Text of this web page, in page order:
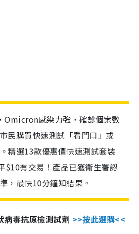
Omicron感染力強，確診個案數
民購買快速測試「看門口」或
精選13款優惠價快速測試套裝
$10有交易！產品已獲衛生署認
，最快10分鐘知結果。
病毒抗原檢測試劑 >>按此選購<<